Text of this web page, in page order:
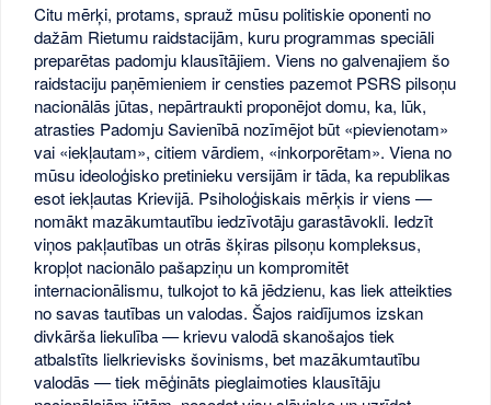
Citu mērķi, protams, sprauž mūsu politiskie oponenti no
dažām Rietumu raidstacijām, kuru programmas speciāli
preparētas padomju klausītājiem. Viens no galvenajiem šo
raidstaciju paņēmieniem ir censties pazemot PSRS pilsoņu
nacionālās jūtas, nepārtraukti proponējot domu, ka, lūk,
atrasties Padomju Savienībā nozīmējot būt «pievienotam»
vai «iekļautam», citiem vārdiem, «inkorporētam». Viena no
mūsu ideoloģisko pretinieku versijām ir tāda, ka republikas
esot iekļautas Krievijā. Psiholoģiskais mērķis ir viens —
nomākt mazākumtautību iedzīvotāju garastāvokli. Iedzīt
viņos pakļautības un otrās šķiras pilsoņu kompleksus,
kropļot nacionālo pašapziņu un kompromitēt
internacionālismu, tulkojot to kā jēdzienu, kas liek atteikties
no savas tautības un valodas. Šajos raidījumos izskan
divkārša liekulība — krievu valodā skanošajos tiek
atbalstīts lielkrievisks šovinisms, bet mazākumtautību
valodās — tiek mēģināts pieglaimoties klausītāju